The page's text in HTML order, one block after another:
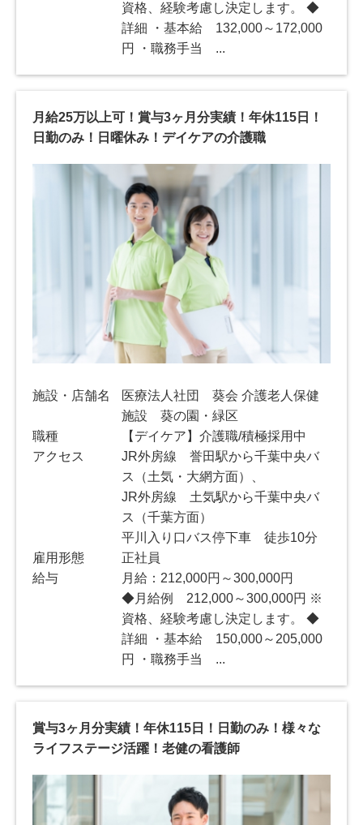
資格、経験考慮し決定します。 ◆
詳細 ・基本給 132,000～172,000
円 ・職務手当 ...
月給25万以上可！賞与3ヶ月分実績！年休115日！
日勤のみ！日曜休み！デイケアの介護職
施設・店舗名
医療法人社団 葵会 介護老人保健
施設 葵の園・緑区
職種
【デイケア】介護職/積極採用中
アクセス
JR外房線 誉田駅から千葉中央バ
ス（土気・大網方面）、
JR外房線 土気駅から千葉中央バ
ス（千葉方面）
平川入り口バス停下車 徒歩10分
雇用形態
正社員
給与
月給：212,000円～300,000円
◆月給例 212,000～300,000円 ※
資格、経験考慮し決定します。 ◆
詳細 ・基本給 150,000～205,000
円 ・職務手当 ...
賞与3ヶ月分実績！年休115日！日勤のみ！様々な
ライフステージ活躍！老健の看護師